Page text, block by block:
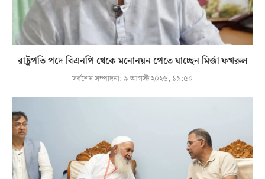
রাষ্ট্রপতি পদে বিএনপি থেকে মনোনয়ন পেতে যাচ্ছেন মির্জা ফখরুল
সর্বশেষ সম্পাদনা: ৯ আগস্ট ২০২৬, ১৯:৫০